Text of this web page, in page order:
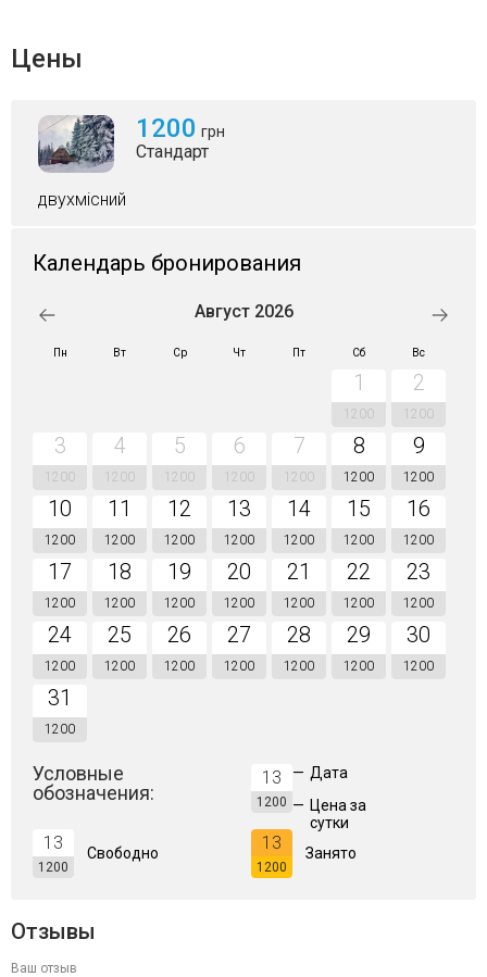
Цены
1200 грн
Стандарт
двухмісний
Календарь бронирования
Август 2026
Пн Вт Ср Чт Пт Сб Вс
1
1200
2
1200
3
1200
4
1200
5
1200
6
1200
7
1200
8
1200
9
1200
10
1200
11
1200
12
1200
13
1200
14
1200
15
1200
16
1200
17
1200
18
1200
19
1200
20
1200
21
1200
22
1200
23
1200
24
1200
25
1200
26
1200
27
1200
28
1200
29
1200
30
1200
31
1200
Условные
обозначения:
13
1200
— Дата
— Цена за
сутки
13
1200
Свободно
13
1200
Занято
Отзывы
Ваш отзыв